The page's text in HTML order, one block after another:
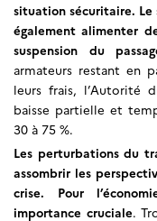
situation sécuritaire. Le
également alimenter
suspension du
armateurs restant en
leurs frais, l’Autorité
baisse partielle et
30 à 75 %.
Les perturbations du
assombrir les
crise. Pour
importance cruciale.